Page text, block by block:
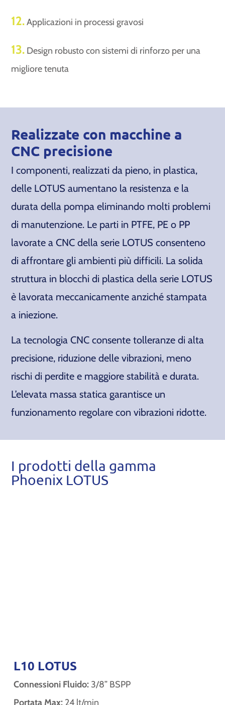
12.Applicazioni in processi gravosi
13. Design robusto con sistemi di rinforzo per una
migliore tenuta
Realizzate con macchine a
CNC precisione
I componenti, realizzati da pieno, in plastica,
delle LOTUS aumentano la resistenza e la
durata della pompa eliminando molti problemi
di manutenzione. Le parti in PTFE, PE o PP
lavorate a CNC della serie LOTUS consenteno
di affrontare gli ambienti più difficili. La solida
struttura in blocchi di plastica della serie LOTUS
è lavorata meccanicamente anziché stampata
a iniezione.
La tecnologia CNC consente tolleranze di alta
precisione, riduzione delle vibrazioni, meno
rischi di perdite e maggiore stabilità e durata.
L’elevata massa statica garantisce un
funzionamento regolare con vibrazioni ridotte.
I prodotti della gamma
Phoenix LOTUS
L10 LOTUS
Connessioni Fluido: 3/8” BSPP
Portata Max: 24 lt/min